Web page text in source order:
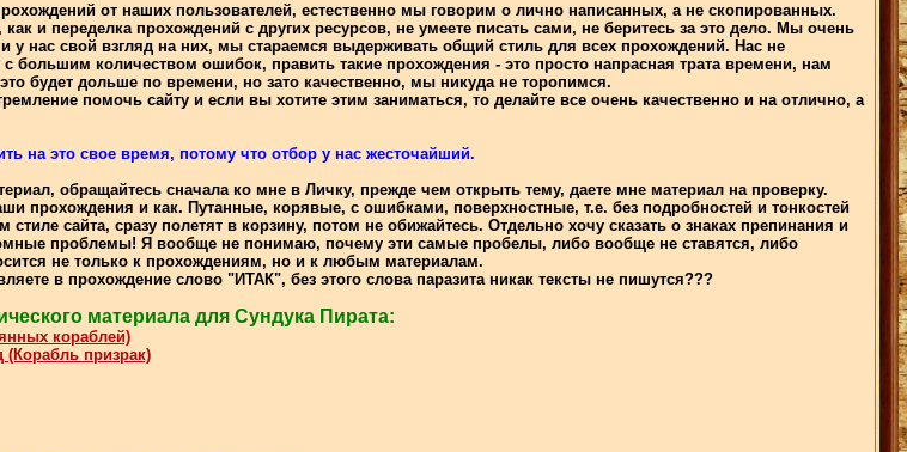
от наших пользователей, естественно мы говорим о лично написанных, а не скопированных.
как и переделка прохождений с других ресурсов, не умеете писать сами, не беритесь за это дело. Мы очень
у нас свой взгляд на них, мы стараемся выдерживать общий стиль для всех прохождений. Нас не
большим количеством ошибок, править такие прохождения - это просто напрасная трата времени, нам
будет дольше по времени, но зато качественно, мы никуда не торопимся.
помочь сайту и если вы хотите этим заниматься, то делайте все очень качественно и на отлично, а
на это свое время, потому что отбор у нас жесточайший.
обращайтесь сначала ко мне в Личку, прежде чем открыть тему, даете мне материал на проверку.
прохождения и как. Путанные, корявые, с ошибками, поверхностные, т.е. без подробностей и тонкостей
сайта, сразу полетят в корзину, потом не обижайтесь. Отдельно хочу сказать о знаках препинания и
проблемы! Я вообще не понимаю, почему эти самые пробелы, либо вообще не ставятся, либо
не только к прохождениям, но и к любым материалам.
в прохождение слово "ИТАК", без этого слова паразита никак тексты не пишутся???
материала для Сундука Пирата:
кораблей)
(Корабль призрак)